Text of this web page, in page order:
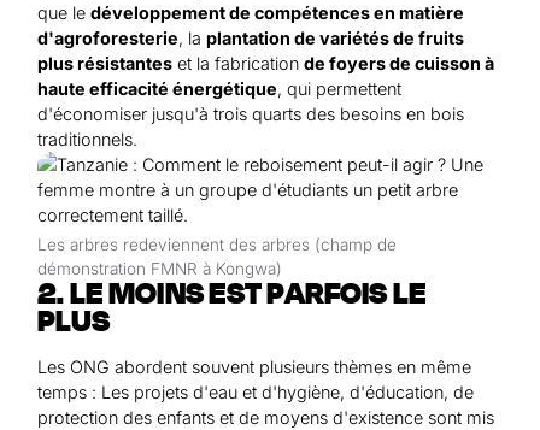
que ledéveloppement de compétences en matière
d'agroforesterie, laplantation de variétés de fruits
plus résistantes et la fabricationde foyers de cuisson à
haute efficacité énergétique, qui permettent
d'économiser jusqu'à trois quarts des besoins en bois
traditionnels.
Les arbres redeviennent des arbres (champ de
démonstration FMNR à Kongwa)
2. LE MOINS EST PARFOIS LE
PLUS
Les ONG abordent souvent plusieurs thèmes en même
temps : Les projets d'eau et d'hygiène, d'éducation, de
protection des enfants et de moyens d'existence sont mis